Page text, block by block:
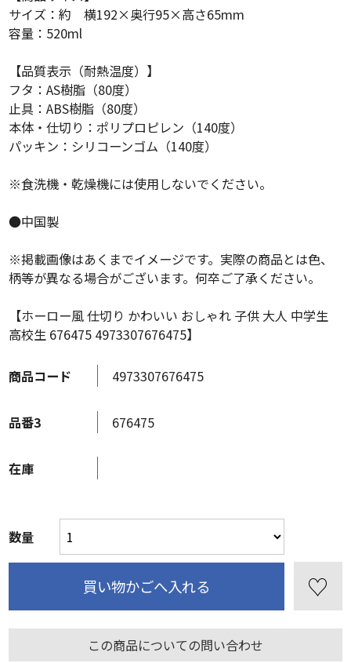
この商品についての問い合わせ
商品コード 4973307676475
品番3 676475
在庫
数量
サイズ：約 横192×奥行95×高さ65mm
容量：520ml
【品質表示（耐熱温度）】
フタ：AS樹脂（80度）
止具：ABS樹脂（80度）
本体・仕切り：ポリプロピレン（140度）
パッキン：シリコーンゴム（140度）
※食洗機・乾燥機には使用しないでください。
●中国製
※掲載画像はあくまでイメージです。実際の商品とは色、
柄等が異なる場合がございます。何卒ご了承ください。
【ホーロー風 仕切り かわいい おしゃれ 子供 大人 中学生
高校生 676475 4973307676475】